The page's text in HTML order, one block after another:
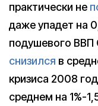
практически не
даже упадет на
подушевого
снизился в
кризиса 2008
среднем на 1%-